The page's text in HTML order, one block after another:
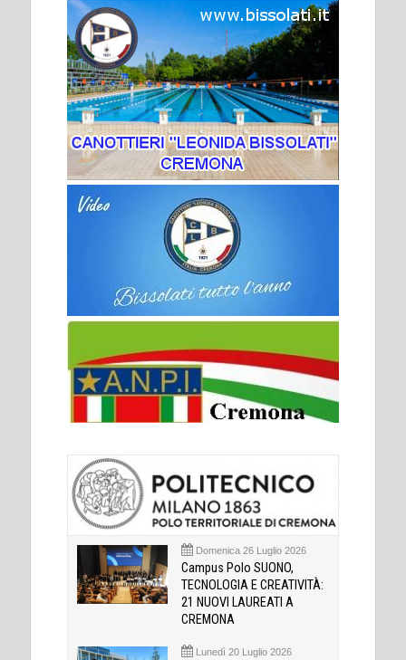
Domenica 26 Luglio 2026
Campus Polo SUONO,
TECNOLOGIA E CREATIVITÀ:
21 NUOVI LAUREATI A
CREMONA
Lunedì 20 Luglio 2026